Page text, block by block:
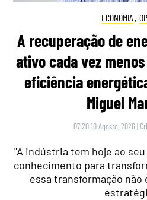
ECONOMIA ,
A recuperação de
ativo cada vez
eficiência
Miguel
07:20 10 Agosto, 2026 |
"A indústria tem hoje ao
conhecimento para
essa transformação não